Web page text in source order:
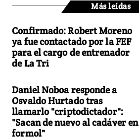
Más leídas
Confirmado: Robert Moreno
ya fue contactado por la FEF
para el cargo de entrenador
de La Tri
Daniel Noboa responde a
Osvaldo Hurtado tras
llamarlo "criptodictador":
"Sacan de nuevo al cadáver en
formol"